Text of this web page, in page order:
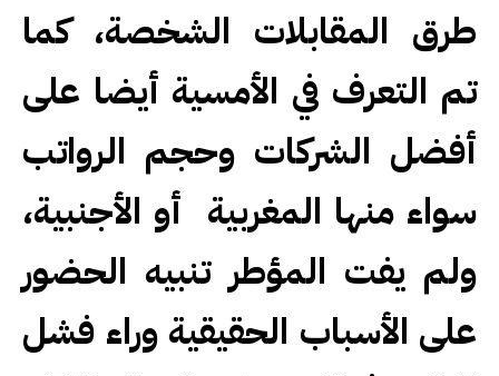
طرق المقابلات الشخصة، كما
تم التعرف في الأمسية أيضا على
أفضل الشركات وحجم الرواتب
سواء منها المغربية أو الأجنبية،
ولم يفت المؤطر تنبيه الحضور
على الأسباب الحقيقية وراء فشل